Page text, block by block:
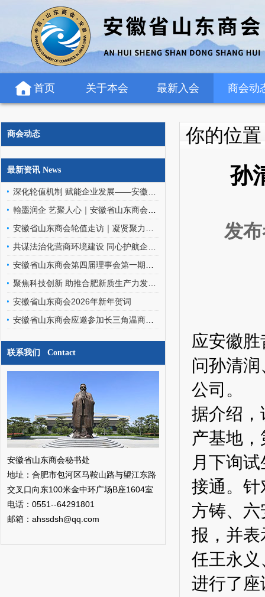
首页 关于本会 最新入会 商会动
商会动态
最新资讯 News
安徽省山东商会2026年新年贺词
联系我们 Contact
安徽省山东商会秘书处
地址：合肥市包河区马鞍山路与望江东路
交叉口向东100米金中环广场B座1604室
电话：0551--64291801
邮箱：ahssdsh@qq.com
你的位
孙
发
应安徽
问孙清
公司。
据介绍
产基地
月下询
接通。
方铸、
报，并
任王永
进行了